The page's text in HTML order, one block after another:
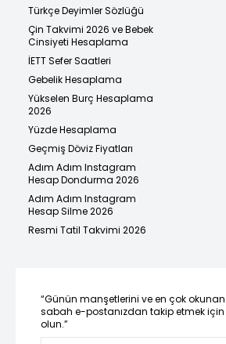
Türkçe Deyimler Sözlüğü
Çin Takvimi 2026 ve Bebek
Cinsiyeti Hesaplama
İETT Sefer Saatleri
Gebelik Hesaplama
Yükselen Burç Hesaplama
2026
Yüzde Hesaplama
Geçmiş Döviz Fiyatları
Adım Adım Instagram
Hesap Dondurma 2026
Adım Adım Instagram
Hesap Silme 2026
Resmi Tatil Takvimi 2026
“Günün manşetlerini ve en çok
sabah e-postanızdan takip etmek için
olun.”